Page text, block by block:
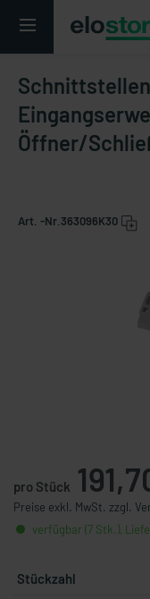
Öffner/
Art. -Nr. 363096K30
pro Stück
Preise exkl. MwSt. zzgl.
verfügbar (7 Stk.),
Stückzahl